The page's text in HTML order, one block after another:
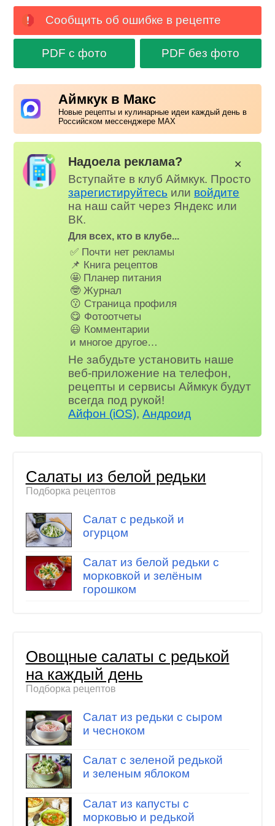
Сообщить об ошибке в рецепте
PDF с фото PDF без фото
Аймкук в Макс
Новые рецепты и кулинарные идеи каждый день в
Российском мессенджере MAX
Надоела реклама?
Вступайте в клуб Аймкук. Просто
зарегистируйтесь или войдите
на наш сайт через Яндекс или
ВК.
Для всех, кто в клубе...
✅ Почти нет рекламы
📌 Книга рецептов
🤩 Планер питания
🤓 Журнал
😗 Страница профиля
😋 Фотоотчеты
😃 Комментарии
и многое другое…
Не забудьте установить наше
веб-приложение на телефон,
рецепты и сервисы Аймкук будут
всегда под рукой!
Айфон (iOS),Андроид
✕
Салаты из белой редьки
Подборка рецептов
Салат с редькой и
огурцом
Салат из белой редьки с
морковкой и зелёным
горошком
Овощные салаты с редькой
на каждый день
Подборка рецептов
Салат из редьки с сыром
и чесноком
Салат с зеленой редькой
и зеленым яблоком
Cалат из капусты с
морковью и редькой